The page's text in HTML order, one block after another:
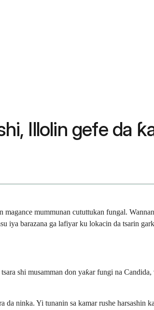
Illolin gefe da
mummunan cututtukan fungal.
iya barazana ga lafiyar ku lokacin da tsarin
shi musamman don yaƙar fungi na
ninka. Yi tunanin sa kamar rushe harsashin